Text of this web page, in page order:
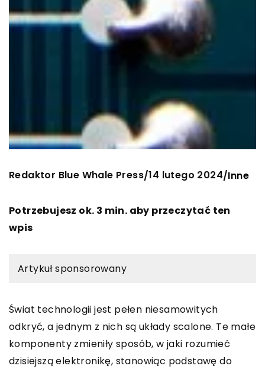
Redaktor Blue Whale Press/14 lutego 2024/Inne
Potrzebujesz ok. 3 min. aby przeczytać ten
wpis
Artykuł sponsorowany
Świat technologii jest pełen niesamowitych
odkryć, a jednym z nich są układy scalone. Te małe
komponenty zmieniły sposób, w jaki rozumieć
dzisiejszą elektronikę, stanowiąc podstawę do